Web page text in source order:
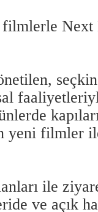
Next
yeni filmler
ile
ve açık